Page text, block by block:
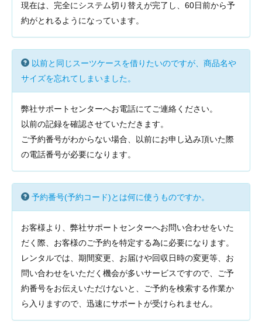
現在は、完全にシステム切り替えが完了し、60日前から予
約がとれるようになっています。
以前と同じスーツケースを借りたいのですが、商品名や
サイズを忘れてしまいました。
弊社サポートセンターへお電話にてご連絡ください。
以前の記録を確認させていただきます。
ご予約番号がわからない場合、以前にお申し込み頂いた際
の電話番号が必要になります。
予約番号(予約コード)とは何に使うものですか。
お客様より、弊社サポートセンターへお問い合わせをいた
だく際、お客様のご予約を特定する為に必要になります。
レンタルでは、期間変更、お届けや回収日時の変更等、お
問い合わせをいただく機会が多いサービスですので、ご予
約番号をお伝えいただけないと、ご予約を検索する作業か
ら入りますので、迅速にサポートが受けられません。